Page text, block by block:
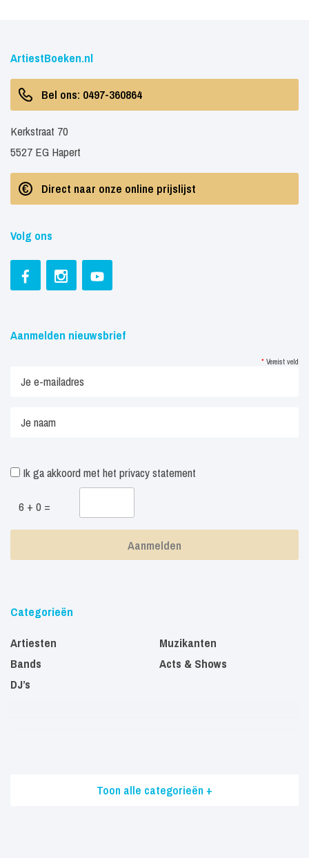
ArtiestBoeken.nl
Bel ons: 0497-360864
Kerkstraat 70
5527 EG Hapert
Direct naar onze online prijslijst
Volg ons
Aanmelden nieuwsbrief
* Vereist veld
Ik ga akkoord met het privacy statement
6 + 0 =
Categorieën
Artiesten
Bands
DJ’s
Muzikanten
Acts & Shows
Toon alle categorieën +